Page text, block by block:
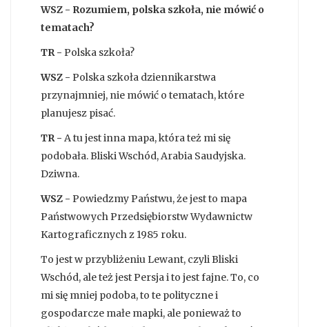
WSZ - Rozumiem, polska szkoła, nie mówić o
tematach?
TR - Polska szkoła?
WSZ - Polska szkoła dziennikarstwa
przynajmniej, nie mówić o tematach, które
planujesz pisać.
TR - A tu jest inna mapa, która też mi się
podobała. Bliski Wschód, Arabia Saudyjska.
Dziwna.
WSZ - Powiedzmy Państwu, że jest to mapa
Państwowych Przedsiębiorstw Wydawnictw
Kartograficznych z 1985 roku.
To jest w przybliżeniu Lewant, czyli Bliski
Wschód, ale też jest Persja i to jest fajne. To, co
mi się mniej podoba, to te polityczne i
gospodarcze małe mapki, ale ponieważ to